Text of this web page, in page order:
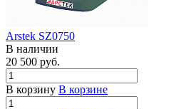
Arstek SZ0750
В наличии
20 500 руб.
В корзину В корзине